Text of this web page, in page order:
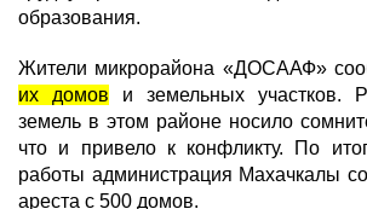
образования.
Жители микрорайона «ДОСААФ»
их домов и земельных участков.
земель в этом районе носило
что и привело к конфликту. По
работы администрация Махачкалы
ареста с 500 домов.